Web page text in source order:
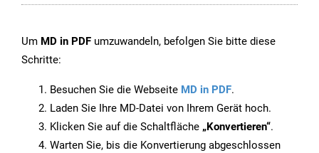
Um MD in PDF umzuwandeln, befolgen Sie bitte diese
Schritte:
Besuchen Sie die Webseite MD in PDF.
Laden Sie Ihre MD-Datei von Ihrem Gerät hoch.
Klicken Sie auf die Schaltfläche „Konvertieren“.
Warten Sie, bis die Konvertierung abgeschlossen